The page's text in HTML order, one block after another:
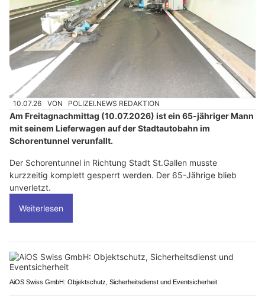
10.07.26 VON POLIZEI.NEWS REDAKTION
Am Freitagnachmittag (10.07.2026) ist ein 65-jähriger Mann
mit seinem Lieferwagen auf der Stadtautobahn im
Schorentunnel verunfallt.
Der Schorentunnel in Richtung Stadt St.Gallen musste
kurzzeitig komplett gesperrt werden. Der 65-Jährige blieb
unverletzt.
Weiterlesen
AiOS Swiss GmbH: Objektschutz, Sicherheitsdienst und Eventsicherheit